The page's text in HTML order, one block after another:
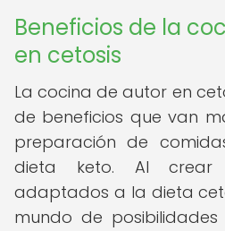
Beneficios de la
en cetosis
La cocina de autor en
de beneficios que van
preparación de
dieta keto. Al crear
adaptados a la dieta
mundo de